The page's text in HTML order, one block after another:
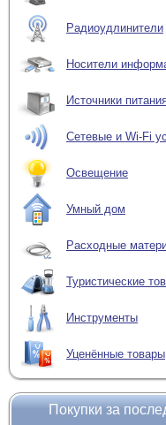
Радиоудлинители
Носители
Источники
Сетевые и Wi-Fi
Освещение
Умный дом
Расходные
Туристические
Инструменты
Уценённые товары
Покупки за